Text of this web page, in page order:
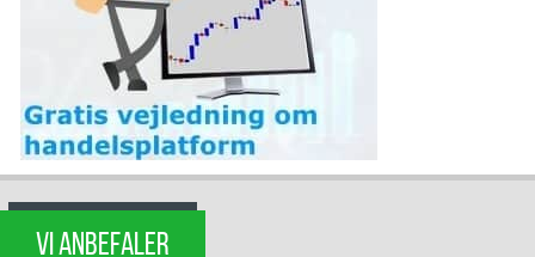
VI ANBEFALER